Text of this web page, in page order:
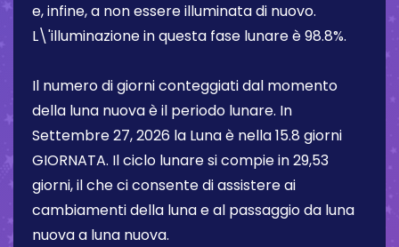
e, infine, a non essere illuminata di nuovo.
L\'illuminazione in questa fase lunare è98.8%.
Il numero di giorni conteggiati dal momento
della luna nuova è il periodo lunare. In
Settembre 27, 2026 la Luna è nella15.8 giorni
GIORNATA. Il ciclo lunare si compie in 29,53
giorni, il che ci consente di assistere ai
cambiamenti della luna e al passaggio da luna
nuova a luna nuova.